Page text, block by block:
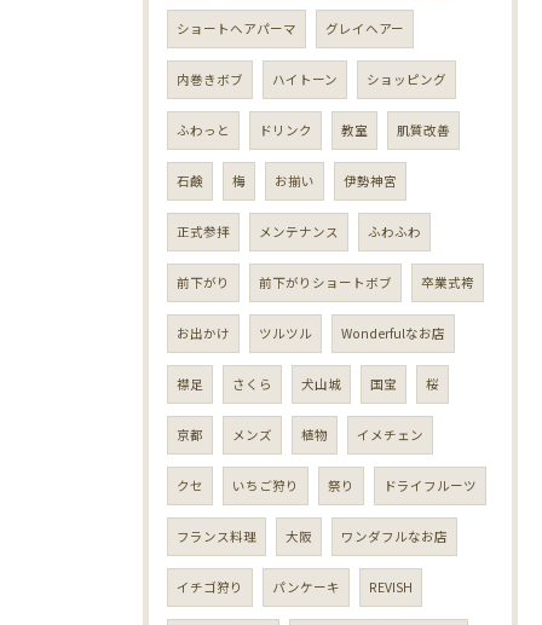
ショートヘアパーマ グレイヘアー
内巻きボブ ハイトーン ショッピング
ふわっと ドリンク 教室 肌質改善
石鹸 梅 お揃い 伊勢神宮
正式参拝 メンテナンス ふわふわ
前下がり 前下がりショートボブ 卒業式袴
お出かけ ツルツル Wonderfulなお店
襟足 さくら 犬山城 国宝 桜
京都 メンズ 植物 イメチェン
クセ いちご狩り 祭り ドライフルーツ
フランス料理 大阪 ワンダフルなお店
イチゴ狩り パンケーキ REVISH